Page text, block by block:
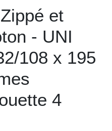
et
- UNI
108 x 195
4